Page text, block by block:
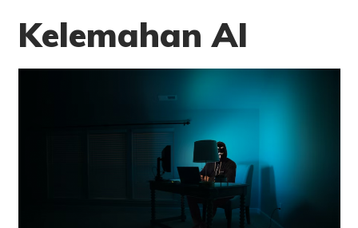
Kelemahan AI